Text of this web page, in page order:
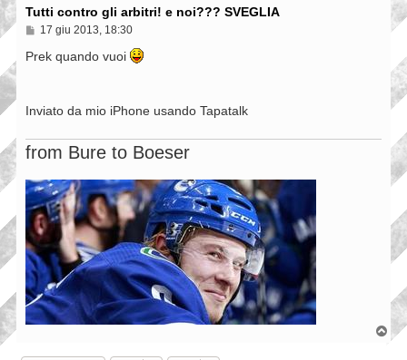
Tutti contro gli arbitri! e noi??? SVEGLIA
M
s
i
17 giu 2013, 18:30
Prek quando vuoi
Inviato da mio iPhone usando Tapatalk
from Bure to Boeser
o